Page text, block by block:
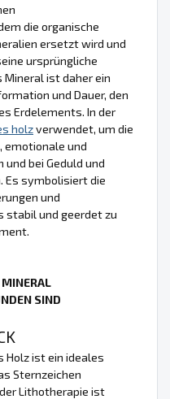
die organische
ersetzt wird und
ursprüngliche
ist daher ein
und Dauer, den
Erdelements. In der
holzverwendet, um die
emotionale und
bei Geduld und
Es symbolisiert die
und
stabil und geerdet zu
SIND
Holz ist ein ideales
Sternzeichen
Lithotherapie ist